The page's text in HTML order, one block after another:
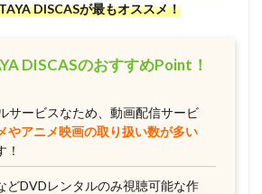
DISCASが最もオススメ！
DISCASのおすすめPoint！
サービスなため、動画配信サービ
やアニメ映画の取り扱い数が多い
！
どDVDレンタルのみ視聴可能な作